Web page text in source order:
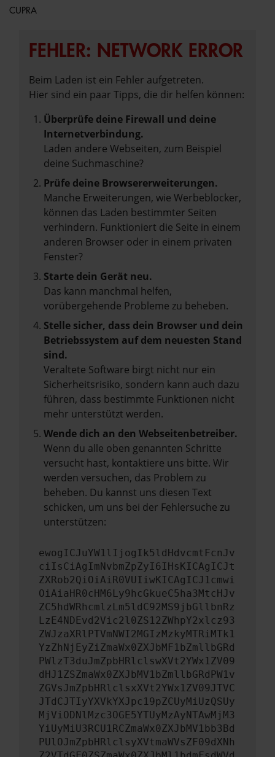
CUPRA
FEHLER: NETWORK ERROR
Beim Laden ist ein Fehler aufgetreten.
Hier sind ein paar Tipps, die dir helfen können:
Überprüfe deine Firewall und deine
Internetverbindung.
Laden andere Webseiten, zum Beispiel
deine Suchmaschine?
Prüfe deine Browsererweiterungen.
Manche Erweiterungen, wie Werbeblocker,
können das Laden bestimmter Seiten
verhindern. Funktioniert die Seite in einem
anderen Browser oder in einem privaten
Fenster?
Starte dein Gerät neu.
Das kann manchmal helfen,
vorübergehende Probleme zu beheben.
Stelle sicher, dass dein Browser und dein
Betriebssystem auf dem neuesten Stand
sind.
Veraltete Software birgt nicht nur ein
Sicherheitsrisiko, sondern kann auch dazu
führen, dass bestimmte Funktionen nicht
mehr unterstützt werden.
Wende dich an den Webseitenbetreiber.
Wenn du alle oben genannten Schritte
versucht hast, kontaktiere uns bitte. Wir
werden versuchen, das Problem zu
beheben. Du kannst uns diesen Text
schicken, um uns bei der Fehlersuche zu
unterstützen:
ewogICJuYW1lIjogIk5ldHdvcmtFcnJv
ciIsCiAgImNvbmZpZyI6IHsKICAgICJt
ZXRob2QiOiAiR0VUIiwKICAgICJ1cmwi
OiAiaHR0cHM6Ly9hcGkueC5ha3MtcHJv
ZC5hdWRhcmlzLm5ldC92MS9jbGllbnRz
LzE4NDEvd2Vic2l0ZS12ZWhpY2xlcz93
ZWJzaXRlPTVmNWI2MGIzMzkyMTRiMTk1
YzZhNjEyZiZmaWx0ZXJbMF1bZmllbGRd
PWlzT3duJmZpbHRlclswXVt2YWx1ZV09
dHJ1ZSZmaWx0ZXJbMV1bZmllbGRdPW1v
ZGVsJmZpbHRlclsxXVt2YWx1ZV09JTVC
JTdCJTIyYXVkYXJpc19pZCUyMiUzQSUy
MjViODNlMzc3OGE5YTUyMzAyNTAwMjM3
YiUyMiU3RCU1RCZmaWx0ZXJbMV1bb3Bd
PUlOJmZpbHRlclsyXVtmaWVsZF09dXNh